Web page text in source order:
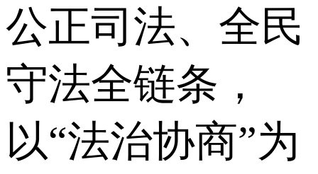
公正司法、全民
守法全链条，
以“法治协商”为